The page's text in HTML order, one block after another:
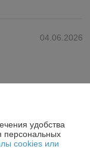
04.06.2026
удобства
персональных
cookies или